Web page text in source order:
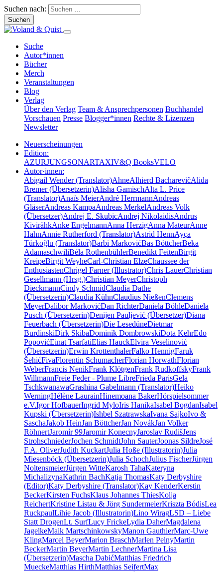
Suchen nach:
Suche
Autor*innen
Bücher
Merch
Veranstaltungen
Blog
Verlag
Über den Verlag Team & Ansprechpersonen Buchhandel
Vorschauen Presse Blogger*innen Rechte & Lizenzen
Newsletter
Neuerscheinungen
Edition:
AZURJUNGSONARTAXIV&Q BooksVELO
Autor·innen:
Abigail Wender (Translator)AhneAlhierd BacharevičAlida
Bremer (Übersetzerin)Alisha GamischAlta L. Price
(Translator)Anaïs MeierAndré HerrmannAndreas
GläserAndreas KampaAndreas MerkelAndreas Volk
(Übersetzer)Andrej E. SkubicAndrej NikolaidisAndrus
KivirähkAnke EngelmannAnna HerzigAnna MateurAnne
HahnAnnie Rutherford (Translator)Astrid HennAyça
Türkoğlu (Translator)Barbi MarkovićBas BöttcherBeka
AdamaschwiliBéla RothenbühlerBenedikt FeitenBirgit
KreipeBirgit WeyheCarl-Christian ElzeChaussee der
EnthusiastenChrigel Farner (Illustrator)Chris LauerChristian
Gesellmann (Hrsg.)Christian MeyerChristoph
DieckmannCindy SchmidClaudia Dathe
(Übersetzerin)Claudia KühnClaudius NießenClemens
MeyerDalibor MarkovićDan RichterDaniela BöhleDaniela
Pusch (Übersetzerin)Denijen Pauljević (Übersetzer)Diana
Feuerbach (Übersetzerin)Die LesedüneDietmar
BurdinskiDirk SkibaDominik DombrowskiDota KehrEdo
PopovićEinat TsarfatiElias HauckElvira Veselinović
(Übersetzerin)Erwin KrottenthalerFalko HennigFaruk
ŠehićFivaFlorentin SchumacherFlorian HorwathFlorian
WeberFrancis NenikFrank KlötgenFrank RudkoffskyFrank
WillmannFreie Feder - Plume LibreFrieda ParisGela
TschkwanawaGrashina Gabelmann (Translator)Heiko
WerningHélène LaurainHinemoana BakerHörspielsommer
e.V.Igor HofbauerIngrid MyloIris HanikaIsabel BogdanIsabel
Kupski (Übersetzerin)Ishbel SzatrawskaIvana SajkoIvo &
SaschaJakob HeinJan BöttcherJan NovákJan Volker
RöhnertJaromír 99Jaromir KonecnyJaroslav RudišJens
StrohschniederJochen SchmidtJohn SauterJoonas SildreJosé
F.A. OliverJudith KuckartJulia Hoße (Illustratorin)Julia
Miesenböck (Übersetzerin)Julia SchochJulius FischerJürgen
NoltensmeierJürgen WitteKarosh TahaKateryna
MichalizynaKathrin BachKatja ThomasKaty Derbyshire
(Editor)Katy Derbyshire (Translator)Kay KenderKerstin
BeckerKirsten FuchsKlaus Johannes ThiesKolja
ReichertKristine Listau & Jörg SundermeierKriszta BódisLea
RuckpaulLihie Jacob (Illustratorin)Lino WiragLSD – Liebe
Statt DrogenLt. SurfLucy FrickeLydia DaherMagdalena
JagelkeMaik MartschinkowskyManon GauthierMarc-Uwe
KlingMarcel BeyerMarion BraschMarlen PelnyMartin
BeckerMartin BeyerMartin LechnerMartina Lisa
(Übersetzerin)Mascha DabićMatthias Friedrich
MueckeMatthias HirthMatthias SeifertMax